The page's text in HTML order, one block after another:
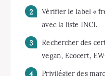
Vérifier le label «
avec la liste INCI.
Rechercher des
vegan, Ecocert,
Privilégier des